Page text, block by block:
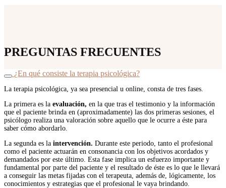
PREGUNTAS FRECUENTES
¿En qué consiste la terapia psicológica?
La terapia psicológica, ya sea presencial u online, consta de tres fases.
La primera es la evaluación, en la que tras el testimonio y la información
que el paciente brinda en (aproximadamente) las dos primeras sesiones, el
psicólogo realiza una valoración sobre aquello que le ocurre a éste para
saber cómo abordarlo.
La segunda es la intervención. Durante este periodo, tanto el profesional
como el paciente actuarán en consonancia con los objetivos acordados y
demandados por este último. Esta fase implica un esfuerzo importante y
fundamental por parte del paciente y el resultado de éste es lo que le llevará
a conseguir las metas fijadas con el terapeuta, además de, lógicamente, los
conocimientos y estrategias que el profesional le vaya brindando.